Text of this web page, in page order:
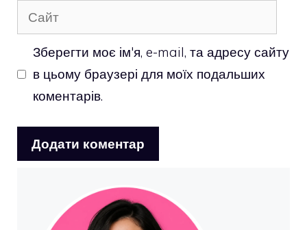
Сайт
Зберегти моє ім'я, e-mail, та адресу сайту
в цьому браузері для моїх подальших
коментарів.